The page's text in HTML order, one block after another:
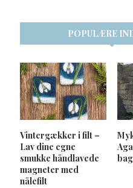
POPULÆRE
Vintergækker i filt –
Lav dine egne
smukke håndlavede
magneter med
nålefilt